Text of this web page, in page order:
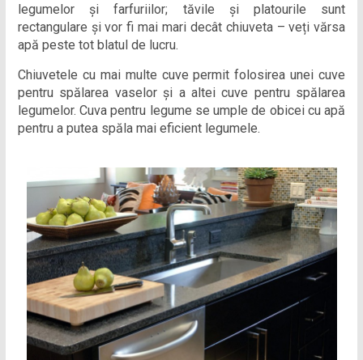
legumelor și farfuriilor; tăvile și platourile sunt
rectangulare și vor fi mai mari decât chiuveta – veți vărsa
apă peste tot blatul de lucru.
Chiuvetele cu mai multe cuve permit folosirea unei cuve
pentru spălarea vaselor și a altei cuve pentru spălarea
legumelor. Cuva pentru legume se umple de obicei cu apă
pentru a putea spăla mai eficient legumele.